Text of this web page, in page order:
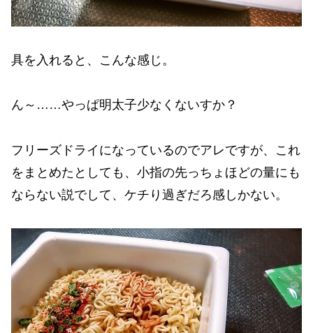
具を入れると、こんな感じ。
ん～……やっぱ明太子少なくないすか？
フリーズドライになっているのでアレですが、これ
をまとめたとしても、小指の先っちょほどの量にも
ならない説でして、ケチり過ぎだろ感しかない。